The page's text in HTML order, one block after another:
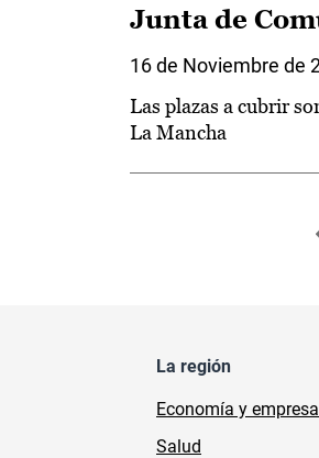
Junta de
16 de Noviembre de
Las plazas a cubrir
La Mancha
La región
Economía y
Salud